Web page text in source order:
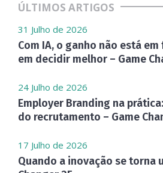
ÚLTIMOS ARTIGOS
31 Julho de 2026
Com IA, o ganho não está
em decidir melhor – Game
24 Julho de 2026
Employer Branding na
do recrutamento – Game
17 Julho de 2026
Quando a inovação se torna